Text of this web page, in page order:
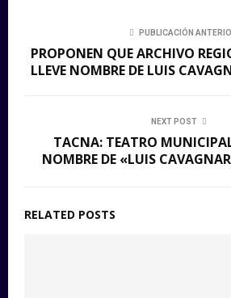
PUBLICACIÓN
PROPONEN QUE ARCHIVO
LLEVE NOMBRE DE LUIS
NEXT POST
TACNA: TEATRO
NOMBRE DE «LUIS
RELATED POSTS